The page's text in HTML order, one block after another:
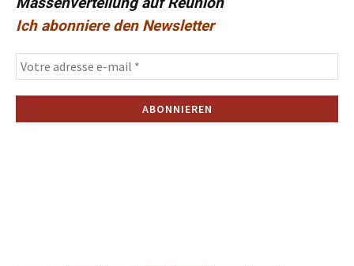
Ich abonniere den Newsletter